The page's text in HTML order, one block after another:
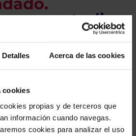
Detalles Acerca de las cookies
cookies
propias y de terceros que
información cuando navegas.
cookies para analizar el uso
un estudio
su cartera.
e indíquenos los ISINs de
expertos le enviarán un
ahorrar en sus costes.